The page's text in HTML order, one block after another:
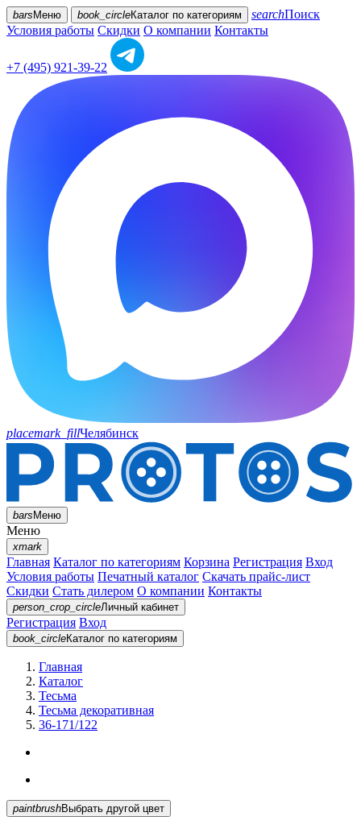
bars Меню book_circleКаталог по категориям searchПоиск
Условия работы Скидки О компании Контакты
+7 (495) 921-39-22
placemark_fillЧелябинск
barsМеню
Меню
xmark
Главная Каталог по категориям Корзина Регистрация Вход
Условия работы Печатный каталог Скачать прайс-лист
Скидки Стать дилером О компании Контакты
person_crop_circleЛичный кабинет
Регистрация Вход
book_circleКаталог по категориям
Главная
Каталог
Тесьма
Тесьма декоративная
36-171/122
paintbrush Выбрать другой цвет